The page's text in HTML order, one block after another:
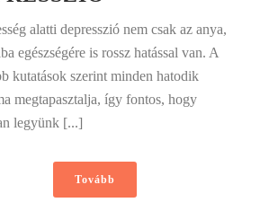
alatti depresszió nem csak az anya,
egészségére is rossz hatással van. A
kutatások szerint minden hatodik
megtapasztalja, így fontos, hogy
legyünk [...]
Tovább